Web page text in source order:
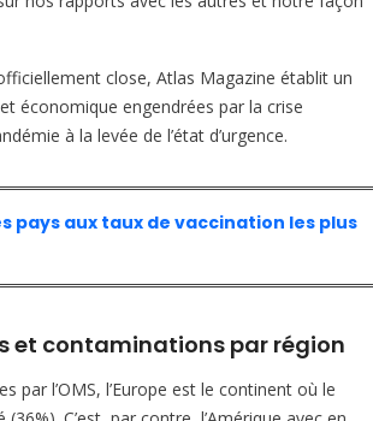
close, Atlas Magazine établit un
économique engendrées par la crise
à la levée de l’état d’urgence.
pays aux taux de vaccination les plus
et contaminations par région
par l’OMS, l’Europe est le continent où le